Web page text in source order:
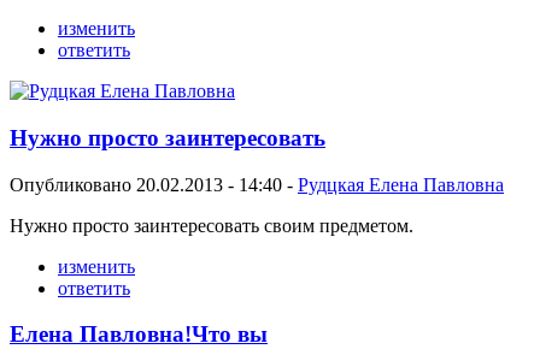
изменить
ответить
Нужно просто заинтересовать
Опубликовано 20.02.2013 - 14:40 - Рудцкая Елена Павловна
Нужно просто заинтересовать своим предметом.
изменить
ответить
Елена Павловна!Что вы